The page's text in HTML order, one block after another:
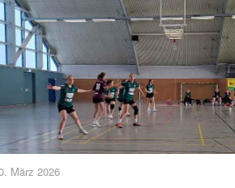
März 2026